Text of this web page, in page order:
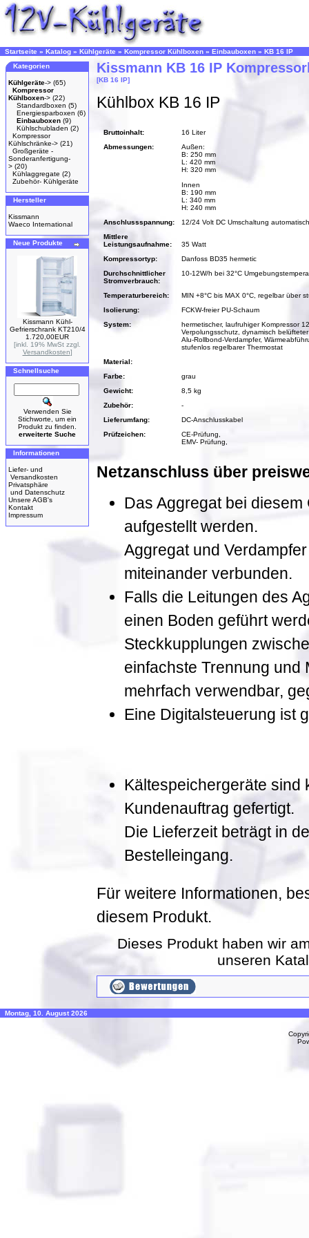
Startseite » Katalog » Kühlgeräte » Kompressor Kühlboxen » Einbauboxen » KB 16 IP
Kategorien
Kühlgeräte-> (65)
Kompressor
Kühlboxen-> (22)
Standardboxen (5)
Energiesparboxen (6)
Einbauboxen (9)
Kühlschubladen (2)
Kompressor
Kühlschränke-> (21)
Großgeräte -
Sonderanfertigung-
> (20)
Kühlaggregate (2)
Zubehör- Kühlgeräte
Hersteller
Kissmann
Waeco International
Neue Produkte
Kissmann Kühl-
Gefrierschrank KT210/4
1.720,00EUR
[inkl. 19% MwSt zzgl.
Versandkosten]
Schnellsuche
Verwenden Sie
Stichworte, um ein
Produkt zu finden.
erweiterte Suche
Informationen
Liefer- und
Versandkosten
Privatsphäre
und Datenschutz
Unsere AGB's
Kontakt
Impressum
Kissmann KB 16 IP
[KB 16 IP]
Kühlbox KB 16 IP
Bruttoinhalt:
16 Liter
Abmessungen:
Außen:
B: 250 mm
L: 420 mm
H: 320 mm
Innen
B: 190 mm
L: 340 mm
H: 240 mm
Anschlussspannung:
12/24 Volt DC Umschaltung automatisch
Mittlere
Leistungsaufnahme:
35 Watt
Kompressortyp:
Danfoss BD35 hermetic
Durchschnittlicher
Stromverbrauch:
10-12W/h bei 32°C
Temperaturbereich:
MIN +8°C bis MAX 0°C, regelbar über
Isolierung:
FCKW-freier PU-Schaum
System:
hermetischer, laufruhiger Kompressor
Verpolungsschutz, dynamisch
Alu-Rollbond-Verdampfer,
stufenlos regelbarer Thermostat
Material:
Farbe:
grau
Gewicht:
8,5 kg
Zubehör:
-
Lieferumfang:
DC-Anschlusskabel
Prüfzeichen:
CE-Prüfung,
EMV- Prüfung,
Netzanschluss über
Das Aggregat bei
aufgestellt werden.
Aggregat und
miteinander verbunden.
Falls die Leitungen des
einen Boden geführt
Steckkupplungen
einfachste Trennung und
mehrfach verwendbar,
Eine Digitalsteuerung ist
Kältespeichergeräte sind
Kundenauftrag gefertigt.
Die Lieferzeit beträgt in
Bestelleingang.
Für weitere Informationen,
diesem Produkt.
Dieses Produkt haben wir
unseren
Montag, 10. August 2026